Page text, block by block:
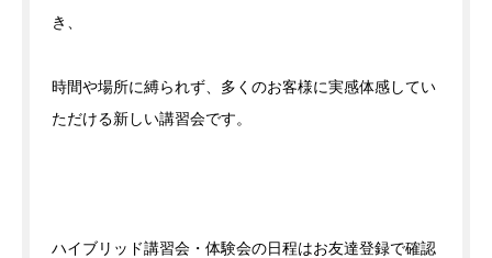
き、
時間や場所に縛られず、多くのお客様に実感体感してい
ただける新しい講習会です。
ハイブリッド講習会・体験会の日程はお友達登録で確認